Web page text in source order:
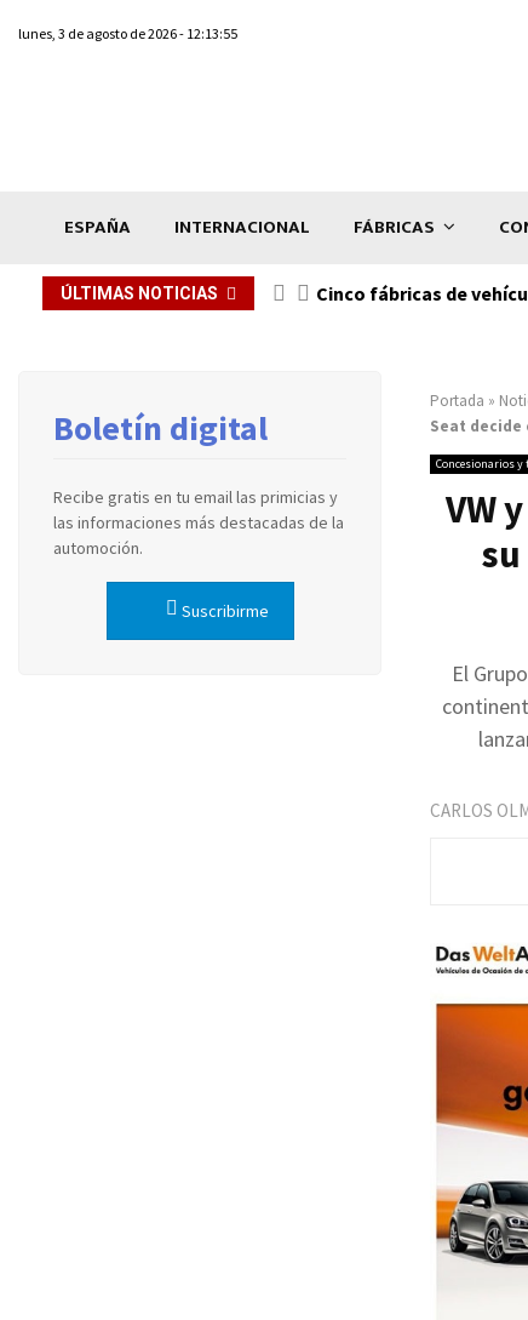
lunes, 3 de agosto de 2026 - 12:13:55
ESPAÑA INTERNACIONAL FÁBRICAS
ÚLTIMAS NOTICIAS Cinco fábricas de
Portada »
Seat
Concesionarios y
VW
El
CARLOS
Boletín digital
Recibe gratis en tu email las primicias y
las informaciones más destacadas de la
automoción.
Suscribirme